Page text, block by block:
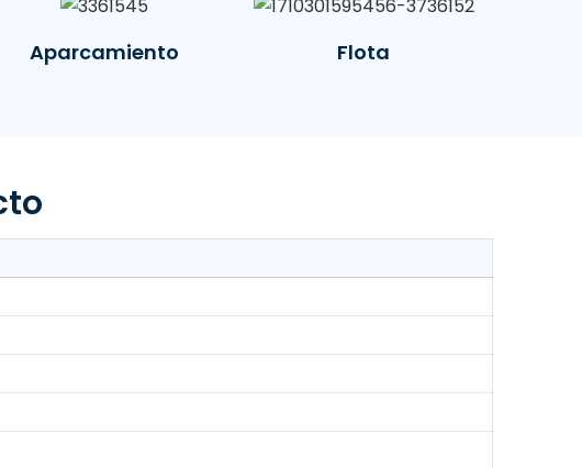
Aparcamiento Flota